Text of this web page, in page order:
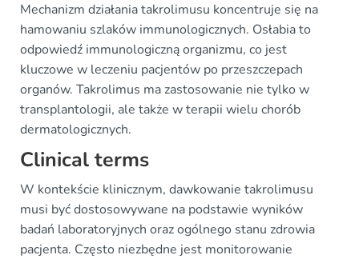
Mechanizm działania takrolimusu koncentruje się na
hamowaniu szlaków immunologicznych. Osłabia to
odpowiedź immunologiczną organizmu, co jest
kluczowe w leczeniu pacjentów po przeszczepach
organów. Takrolimus ma zastosowanie nie tylko w
transplantologii, ale także w terapii wielu chorób
dermatologicznych.
Clinical terms
W kontekście klinicznym, dawkowanie takrolimusu
musi być dostosowywane na podstawie wyników
badań laboratoryjnych oraz ogólnego stanu zdrowia
pacjenta. Często niezbędne jest monitorowanie